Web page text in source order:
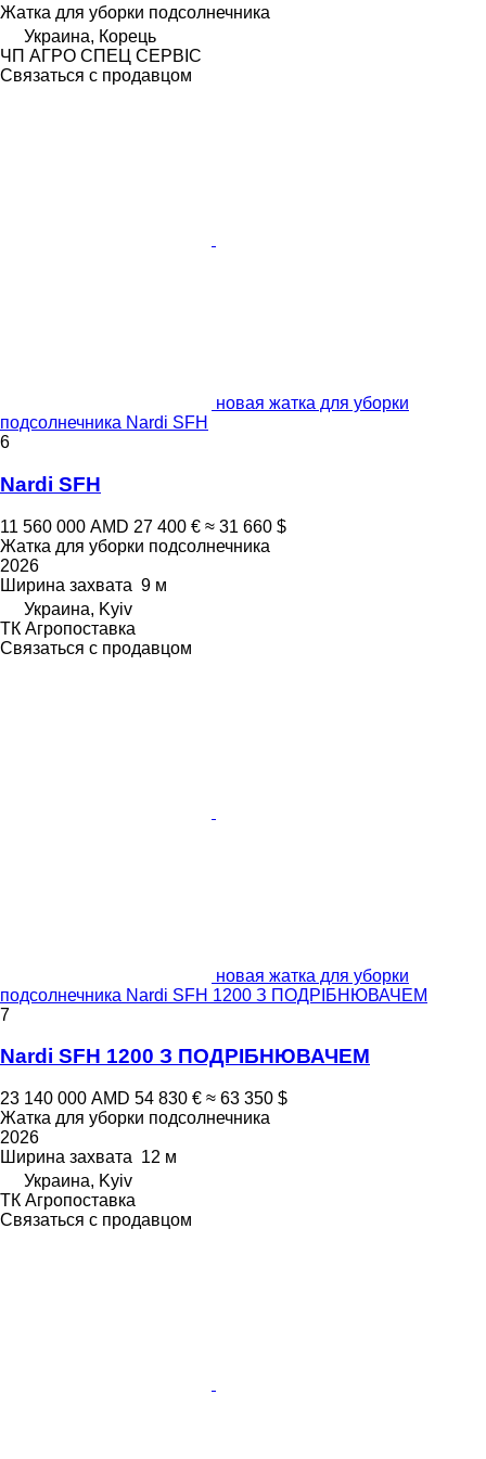
Жатка для уборки подсолнечника
Украина, Корець
ЧП АГРО СПЕЦ СЕРВІС
Связаться с продавцом
новая жатка для уборки
подсолнечника Nardi SFH
6
Nardi SFH
11 560 000 AMD 27 400 € ≈ 31 660 $
Жатка для уборки подсолнечника
2026
Ширина захвата 9 м
Украина, Kyiv
ТК Агропоставка
Связаться с продавцом
новая жатка для уборки
подсолнечника Nardi SFH 1200 З ПОДРІБНЮВАЧЕМ
7
Nardi SFH 1200 З ПОДРІБНЮВАЧЕМ
23 140 000 AMD 54 830 € ≈ 63 350 $
Жатка для уборки подсолнечника
2026
Ширина захвата 12 м
Украина, Kyiv
ТК Агропоставка
Связаться с продавцом